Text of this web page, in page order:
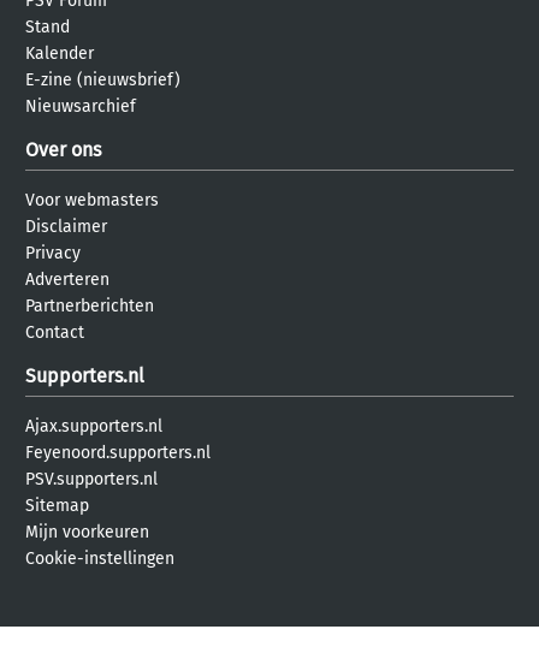
Stand
Kalender
E-zine (nieuwsbrief)
Nieuwsarchief
Over ons
Voor webmasters
Disclaimer
Privacy
Adverteren
Partnerberichten
Contact
Supporters.nl
Ajax.supporters.nl
Feyenoord.supporters.nl
PSV.supporters.nl
Sitemap
Mijn voorkeuren
Cookie-instellingen